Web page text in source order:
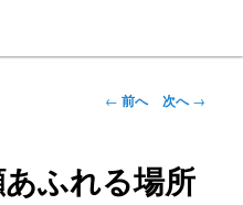
投稿ナビゲーシ
← 前へ 次へ→
ふれる場所